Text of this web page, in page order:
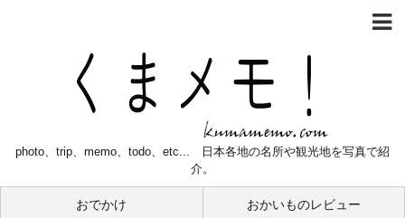
photo、trip、memo、todo、etc... 日本各地の名所や観光地を写真で紹
介。
おでかけ おかいものレビュー